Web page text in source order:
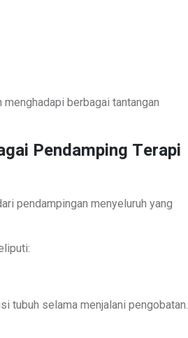
berbagai tantangan
Pendamping Terapi
pendampingan menyeluruh yang
tubuh selama menjalani pengobatan.